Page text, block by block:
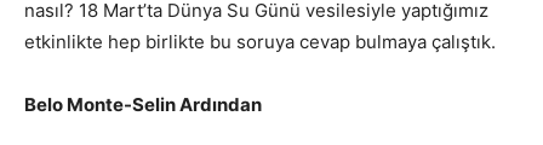
nasıl? 18 Mart’ta Dünya Su Günü vesilesiyle yaptığımız
etkinlikte hep birlikte bu soruya cevap bulmaya çalıştık.
Belo Monte-Selin Ardından